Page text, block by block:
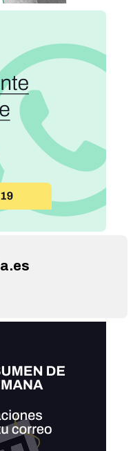
con España? Los
de Washington. Lo
he visto nada igual.